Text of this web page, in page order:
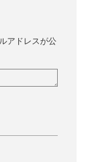
アドレスが公